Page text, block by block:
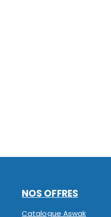
NOS OFFRES
Catalogue Aswak